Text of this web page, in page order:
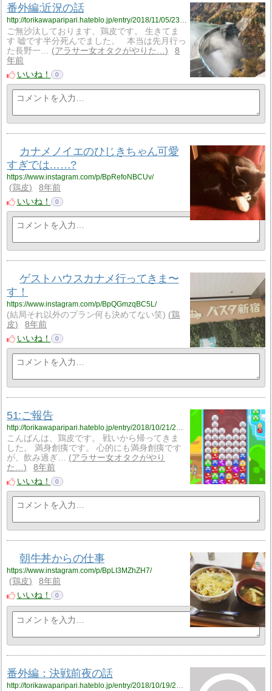
番外編:近況の話
http://torikawaparipari.hateblo.jp/entry/2018/11/05/233002
ご無沙汰しております、鶏皮です。 生きてま
す 嘘です半分死んでました。 本当は先月行っ
た長野一…
アラサー女オタクがやりた…
8
年前
いいね！
0
カナメノイエのひじきちゃん可愛
すぎでは……?
https://www.instagram.com/p/BpRefoNBCUv/
鶏皮
8年前
いいね！
0
ゲストハウスカナメ行ってきま〜
す！
https://www.instagram.com/p/BpQGmzqBC5L/
(結局それ以外のプラン何も決めてない笑)
鶏
皮
8年前
いいね！
0
51:ご報告
こんばんは、鶏皮です。 戦いから帰ってきま
した。 満身創痍です。 心的にも満身創痍です
が、飲み過ぎ…
アラサー女オタクがやり
た…
8年前
いいね！
0
朝牛丼からの仕事
https://www.instagram.com/p/BpLI3MZhZH7/
鶏皮
8年前
いいね！
0
番外編：決戦前夜の話